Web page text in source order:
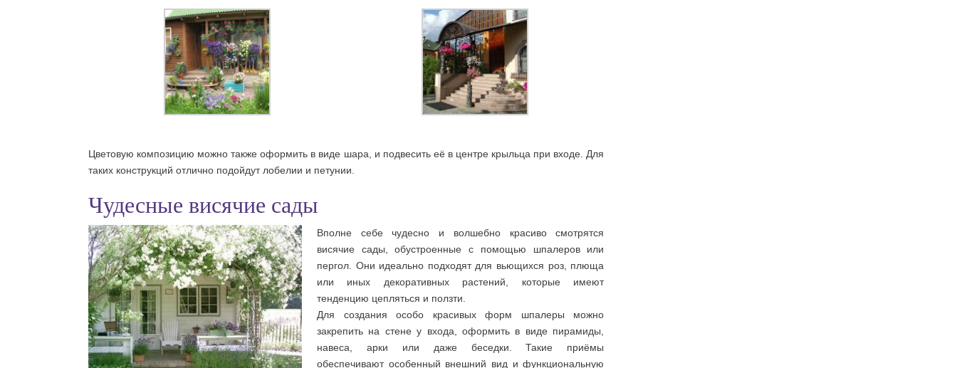
Цветовую композицию можно также оформить в виде шара, и подвесить её в центре крыльца при входе. Для
таких конструкций отлично подойдут лобелии и петунии.
Чудесные висячие сады
Вполне себе чудесно и волшебно красиво смотрятся
висячие сады, обустроенные с помощью шпалеров или
пергол. Они идеально подходят для вьющихся роз, плюща
или иных декоративных растений, которые имеют
тенденцию цепляться и ползти.
Для создания особо красивых форм шпалеры можно
закрепить на стене у входа, оформить в виде пирамиды,
навеса, арки или даже беседки. Такие приёмы
обеспечивают особенный внешний вид и функциональную